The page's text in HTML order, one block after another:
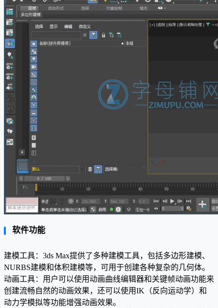
软件功能
建模工具：3ds Max提供了多种建模工具，包括多边形建模、
NURBS建模和体积建模等，可用于创建各种复杂的几何体。
动画工具：用户可以使用动画曲线编辑器和关键帧动画功能来
创建流畅自然的动画效果，还可以使用IK（反向运动学）和
动力学模拟等功能增强动画效果。